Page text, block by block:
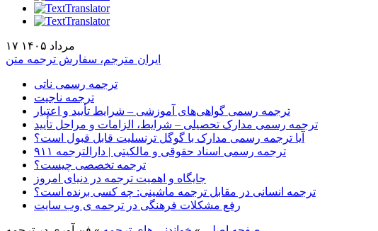
۱۷ مرداد ۱۴۰۵
ایران مترجم، سفارش ترجمه متن
ترجمه رسمی ناتی
ترجمه ناجیت
ترجمه رسمی گواهی‌های آموزشی – شرایط تأیید و اعتبار
ترجمه رسمی مدارک تحصیلی – شرایط، الزامات و مراحل تأیید
آیا ترجمه رسمی مدارک با گوگل ترنسلیت قابل قبول است؟
ترجمه رسمی اسناد حقوقی و مالکیتی | دارالترجمه ۹۱۱
ترجمه تخصصی چیست؟
جایگاه و اهمیت ترجمه در دنیای امروز
ترجمه انسانی در مقابل ترجمه ماشینی: چه کسی برنده است؟
رفع مشکلات فرهنگی در ترجمه ی وب سایت